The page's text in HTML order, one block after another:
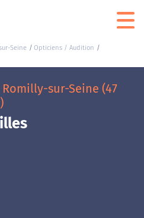
Seine
Opticiens / Audition
sur-Seine (47